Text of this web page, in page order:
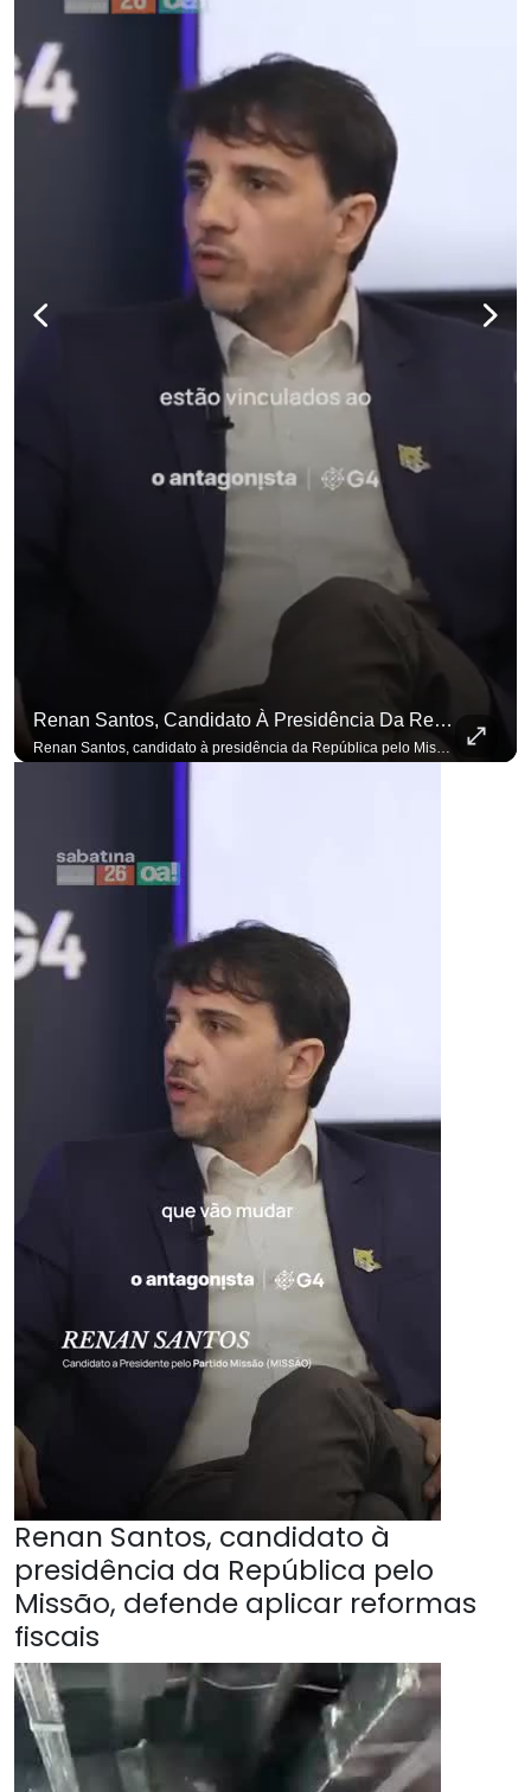
Renan Santos, Candidato À Presidência Da República Pelo Missão, Defende Aplicar Reformas Fiscais
Renan Santos, candidato à presidência da República pelo Missão, defende aplicar reformas fiscais impopulares para conter aumento incontrolado dos gastos e dívida pública, garantindo que essas medidas afetarão positivamente o ambiente econômico no Brasil. Se você busca informação com credibilidade, inscreva-se agora e ative o
Renan Santos, candidato à
presidência da República pelo
Missão, defende aplicar reformas
fiscais